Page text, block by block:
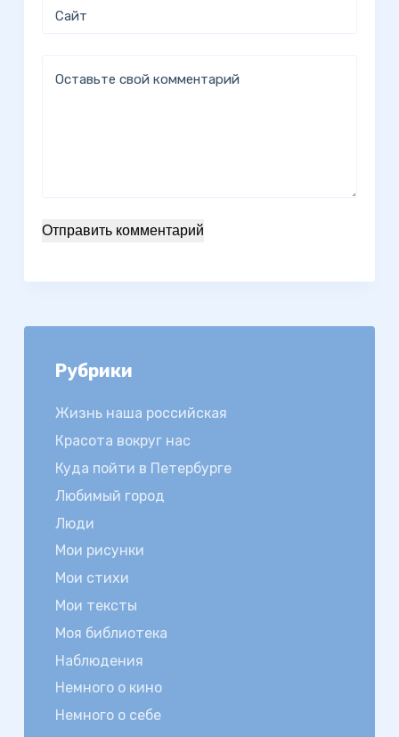
Сайт
Оставьте свой комментарий
Отправить комментарий
Рубрики
Жизнь наша российская
Красота вокруг нас
Куда пойти в Петербурге
Любимый город
Люди
Мои рисунки
Мои стихи
Мои тексты
Моя библиотека
Наблюдения
Немного о кино
Немного о себе